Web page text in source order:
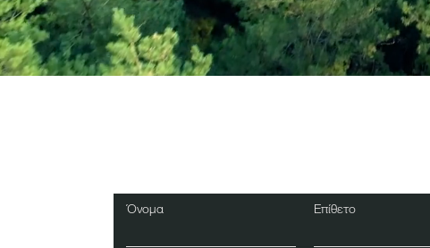
Όνομα Επίθετο